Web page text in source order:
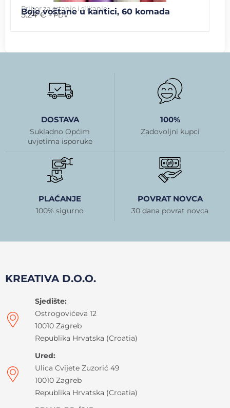
Pribor za crtanje i slikanje
Boje voštane u kantici, 60 komada
5.24€ + PDV
DOSTAVA
Sukladno Općim
uvjetima isporuke
100%
Zadovoljni kupci
PLAĆANJE
100% sigurno
POVRAT NOVCA
30 dana povrat novca
KREATIVA D.O.O.
Sjedište:
Ostrogovićeva 12
10010 Zagreb
Republika Hrvatska (Croatia)
Ured:
Ulica Cvijete Zuzorić 49
10010 Zagreb
Republika Hrvatska (Croatia)